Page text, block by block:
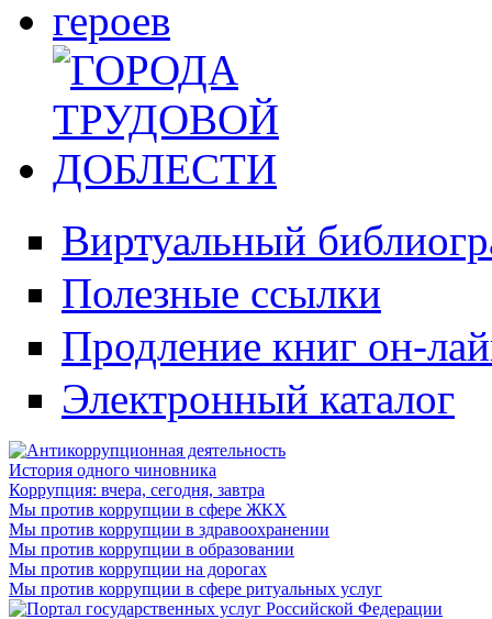
Виртуальный
Полезные ссылки
Продление книг он-
Электронный каталог
История одного чиновника
Коррупция: вчера, сегодня, завтра
Мы против коррупции в сфере ЖКХ
Мы против коррупции в здравоохранении
Мы против коррупции в образовании
Мы против коррупции на дорогах
Мы против коррупции в сфере ритуальных услуг